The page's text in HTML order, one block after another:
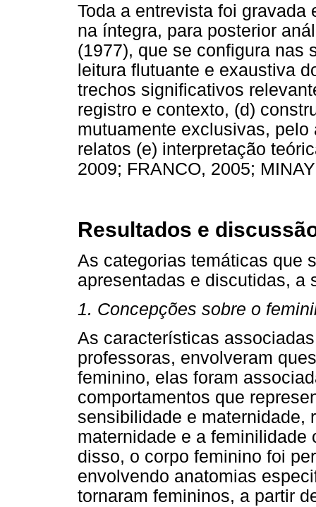
Toda a entrevista foi
na íntegra, para posterior
(1977), que se configura nas
leitura flutuante e exaustiva
trechos significativos
registro e contexto, (d)
mutuamente exclusivas,
relatos (e) interpretação
2009; FRANCO, 2005;
Resultados e
As categorias temáticas que
apresentadas e discutidas, a
1. Concepções sobre o
As características
professoras, envolveram
feminino, elas foram
comportamentos que
sensibilidade e maternidade,
maternidade e a feminilidade
disso, o corpo feminino foi
envolvendo anatomias
tornaram femininos, a partir